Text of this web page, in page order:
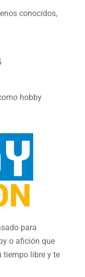
conocidos,
hobby
para
o afición que
tiempo libre y te